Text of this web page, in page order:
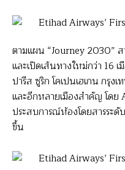
ตามแผน “Journey 2030”
และเปิดเส้นทางใหม่กว่า 16
ปารีส ซูริก โคเปนเฮเกน กรุง
และอีกหลายเมืองสำคัญ โดย
ประสบการณ์ห้องโดยสารระดั
ขึ้น